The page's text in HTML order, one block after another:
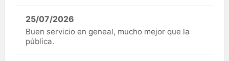
25/07/2026
Buen servicio en geneal, mucho mejor que la
pública.